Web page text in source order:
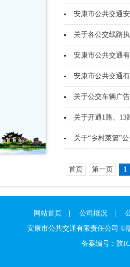
安康市公共交通
关于各公交线路
安康市公共交通
安康市公共交通
关于公交车辆广
关于开通1路、13
关于“乡村菜篮”
首页 第一页 1
网站首页 公司概况|
安康市公共交通有限责任公司
备案编号：陕